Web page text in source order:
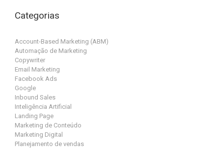
Categorias
Account-Based Marketing (ABM)
Automação de Marketing
Copywriter
Email Marketing
Facebook Ads
Google
Inbound Sales
Inteligência Artificial
Landing Page
Marketing de Conteúdo
Marketing Digital
Planejamento de vendas